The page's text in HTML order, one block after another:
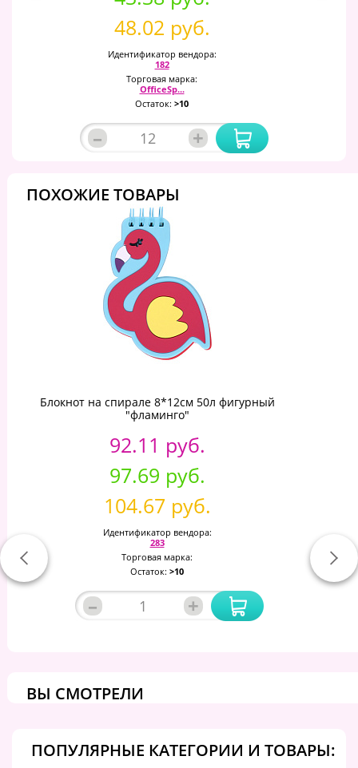
48.02 руб.
Идентификатор вендора:
182
Торговая марка:
OfficeSp...
Остаток: >10
– +
ПОХОЖИЕ ТОВАРЫ
Блокнот на спирале 8*12см 50л фигурный
"фламинго"
92.11 руб.
97.69 руб.
104.67 руб.
Идентификатор вендора:
283
Торговая марка:
Остаток: >10
– +
ВЫ СМОТРЕЛИ
ПОПУЛЯРНЫЕ КАТЕГОРИИ И ТОВАРЫ: